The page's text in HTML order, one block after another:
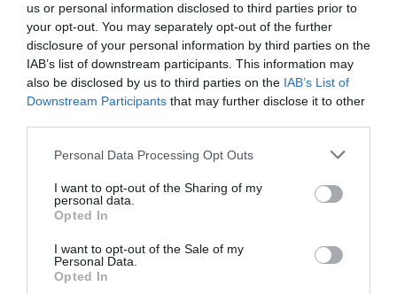
us or personal information disclosed to third parties prior to
your opt-out. You may separately opt-out of the further
disclosure of your personal information by third parties on the
IAB’s list of downstream participants. This information may
also be disclosed by us to third parties on the IAB’s List of
Downstream Participants that may further disclose it to other
Personal Data Processing Opt Outs
I want to opt-out of the Sharing of my
personal data.
Opted In
I want to opt-out of the Sale of my
Personal Data.
Opted In
Trois autres candidats sont en effet directement
issus du camp du président : Hajo Andrianarivelo,
numéro 2 du gouvernement, Jean Lahiniriko et
Camille Vital, ancien Premier ministre de la transition.
Son prédécesseur à ce poste, Roindefo Monja est lui
aussi candidat.
Parmi les politiques connus, et souvent donnés
l’ancien président, et Pierrot Rajaonarivelo, ministre
des Affaires étrangères.